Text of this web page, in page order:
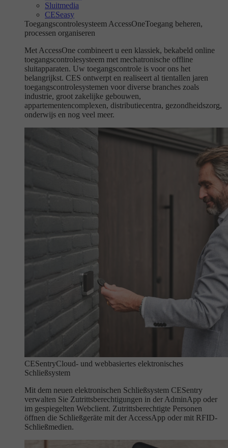
Sluitmedia
CESeasy
Toegangscontrolesysteem AccessOneToegang beheren,
processen organiseren
Met AccessOne combineert u een klassiek, bekabeld online
toegangscontrolesysteem met mechatronische offline
sluitapparaten. Uw toegangscontrole is voor ons het
belangrijkst. CES ontwerpt en realiseert al tientallen jaren
toegangscontrolesystemen voor diverse branches zoals
industrie, groot zakelijke gebouwen,
appartementencomplexen, distributiecentra, gezondheidszorg,
onderwijs en nog veel meer.
CESentryCloud- und webbasiertes elektronisches
Schließsystem
Mit dem neuen elektronischen Schließsystem CESentry
verwalten Sie Zutrittsberechtigungen in der AdminApp oder
im gespiegelten Webclient. Zutrittsberechtigte Personen
öffnen die Schließgeräte mit der AccessApp oder mit RFID-
Schließmedien.